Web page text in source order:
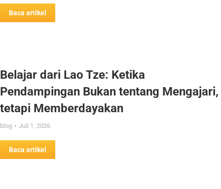
Baca artikel
Belajar dari Lao Tze: Ketika
Pendampingan Bukan tentang Mengajari,
tetapi Memberdayakan
blog Juli 1, 2026
Baca artikel